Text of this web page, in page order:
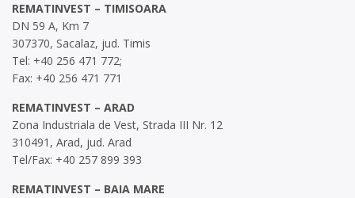
REMATINVEST – TIMISOARA
DN 59 A, Km 7
307370, Sacalaz, jud. Timis
Tel: +40 256 471 772;
Fax: +40 256 471 771
REMATINVEST – ARAD
Zona Industriala de Vest, Strada III Nr. 12
310491, Arad, jud. Arad
Tel/Fax: +40 257 899 393
REMATINVEST – BAIA MARE